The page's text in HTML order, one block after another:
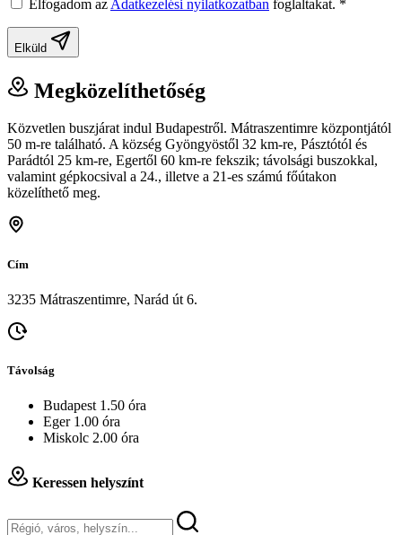
Elfogadom az Adatkezelési nyilatkozatban foglaltakat. *
Elküld
Megközelíthetőség
Közvetlen buszjárat indul Budapestről. Mátraszentimre központjától
50 m-re található. A község Gyöngyöstől 32 km-re, Pásztótól és
Parádtól 25 km-re, Egertől 60 km-re fekszik; távolsági buszokkal,
valamint gépkocsival a 24., illetve a 21-es számú főútakon
közelíthető meg.
Cím
3235 Mátraszentimre, Narád út 6.
Távolság
Budapest 1.50 óra
Eger 1.00 óra
Miskolc 2.00 óra
Keressen helyszínt